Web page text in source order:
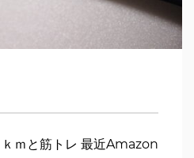
ｍと筋トレ 最近Amazon